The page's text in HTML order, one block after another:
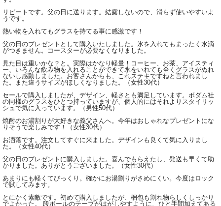
リピートです。父の日に送ります。結露しないので、滑らず使いやすいよ
うです。
熱い物を入れてもグラスを持てる事に感激です！
父の日のプレゼントとして購入いたしました。氷を入れてもまったく水滴
がつきません。コースターが必要なくなりました。
見た目は重いかな？と。実際はかなり軽量！コーヒー、お茶、アイスティ
ー、いろんな飲み物を入れることができて氷をいれても全くグラスがぬれ
ないし感動しました。お客さんからも、これステキですねと言われまし
た。また違うサイズがほしくなりました。（女性30代）
セールで購入しましたが、デザイン、軽さとも満足しています。ボダム社
の同様のグラスをひとつ持っていますが、個人的にはそれよりスタイリッ
シュで気に入っています。（男性50代）
焼酎のお湯割りが大好きな義父さんへ。今年はおしゃれなプレゼントにな
りそうで楽しみです！（女性30代）
お洒落です。注文してすぐに来ました。デザインも良くて気に入りまし
た。（女性40代）
父の日のプレゼントに購入しました。喜んでもらえたし、発送も早くて助
かりました。ありがとうございました。（女性30代）
あまりにも軽くてびっくり。確かにお湯割りがさめにくい。今度はロック
で試してみます。
とにかく素敵です。初めて購入しましたが、梱包も割れ物らしくしっかり
でよかった。 段ボールのテープがはがしやすように、ひと手間加えてある